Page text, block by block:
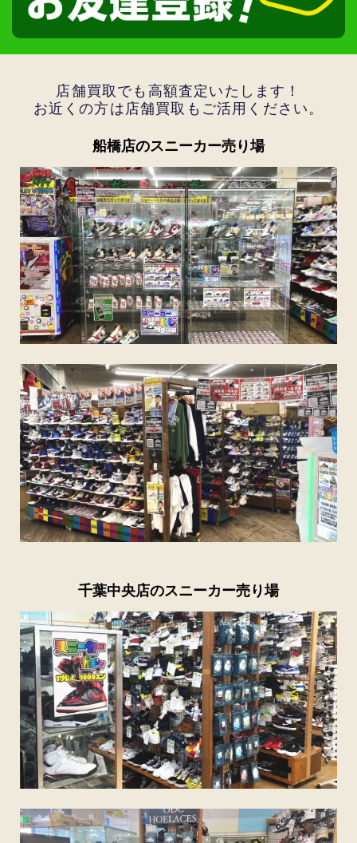
店舗買取でも高額査定いたします！
お近くの方は店舗買取もご活用ください。
船橋店のスニーカー売り場
千葉中央店のスニーカー売り場